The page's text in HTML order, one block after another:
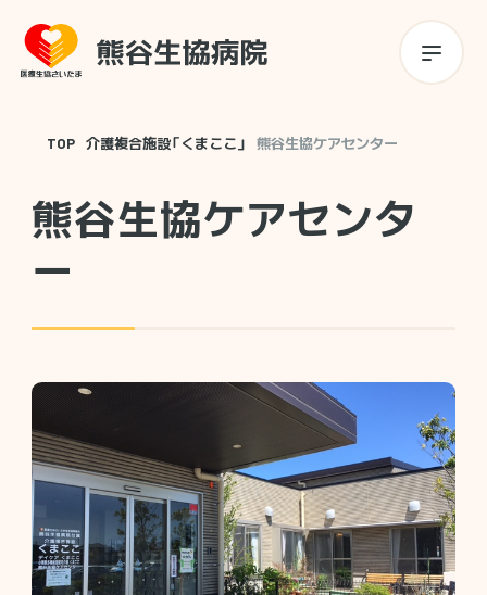
TOP 介護複合施設「くまここ」 熊谷生協ケアセンター
熊谷生協ケアセンタ
ー